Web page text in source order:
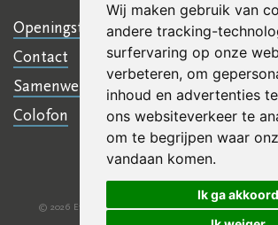
Wij maken gebruik van
andere tracking-
surfervaring op onze
verbeteren, om
inhoud en advertenties
ons websiteverkeer te
om te begrijpen waar
vandaan komen.
Ik ga akkoord
Openingstijden
Contact
Samenwerkingen
Colofon
© 2026 Etty Hillesum Centrum | Algemene